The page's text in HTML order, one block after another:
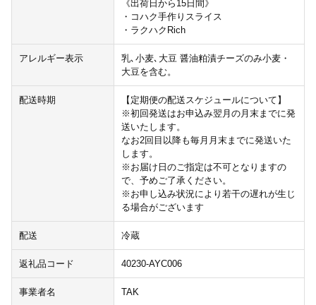
《出荷日から15日間》
・コハク手作りスライス
・ラクハクRich
アレルギー表示
乳､小麦､大豆 醤油粕漬チーズのみ小麦・
大豆を含む。
配送時期
【定期便の配送スケジュールについて】
※初回発送はお申込み翌月の月末までに発
送いたします。
なお2回目以降も毎月月末までに発送いた
します。
※お届け日のご指定は不可となりますの
で、予めご了承ください。
※お申し込み状況により若干の遅れが生じ
る場合がございます
配送 冷蔵
返礼品コード 40230-AYC006
事業者名 TAK